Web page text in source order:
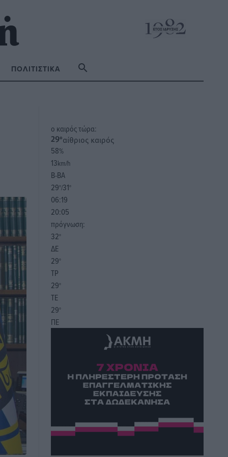
ΠΟΛΙΤΙΣΤΙΚΆ
o καιρός τώρα:
29°αίθριος καιρός
58%
13km/h
Β-ΒΑ
29°/31°
06:19
20:05
πρόγνωση:
32°
ΔΕ
29°
ΤΡ
29°
ΤΕ
29°
ΠΕ